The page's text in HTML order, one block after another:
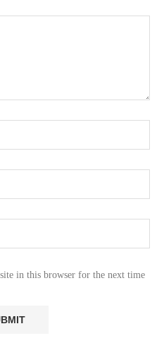
in this browser for the next time